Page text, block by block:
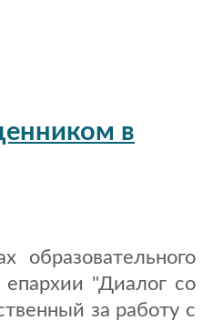
в
образовательного
"Диалог со
за работу с